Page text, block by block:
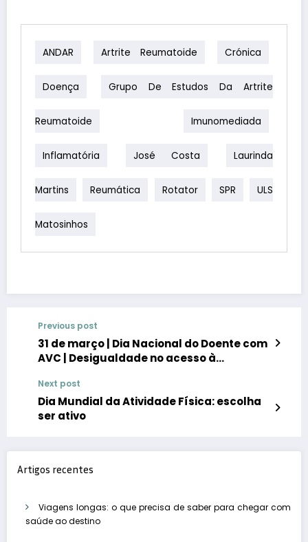
ANDAR Artrite Reumatoide Crónica
Doença Grupo De Estudos Da Artrite
Reumatoide Imunomediada
Inflamatória José Costa Laurinda
Martins Reumática Rotator SPR ULS
Matosinhos
Previous post
31 de março | Dia Nacional do Doente com
AVC | Desigualdade no acesso à
alerta a Portugal AVC
Next post
Dia Mundial da Atividade Física: escolha
ser ativo
Artigos recentes
Viagens longas: o que precisa de saber para chegar com
saúde ao destino